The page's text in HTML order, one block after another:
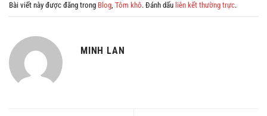
Bài viết này được đăng trong Blog, Tôm khô. Đánh dấu liên kết thường trực.
MINH LAN